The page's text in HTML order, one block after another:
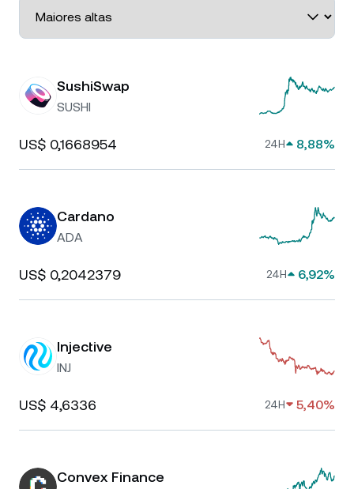
SushiSwap
SUSHI
US$ 0,1668954 24H 8,88%
Cardano
ADA
US$ 0,2042379 24H 6,92%
Injective
INJ
US$ 4,6336 24H 5,40%
Convex Finance